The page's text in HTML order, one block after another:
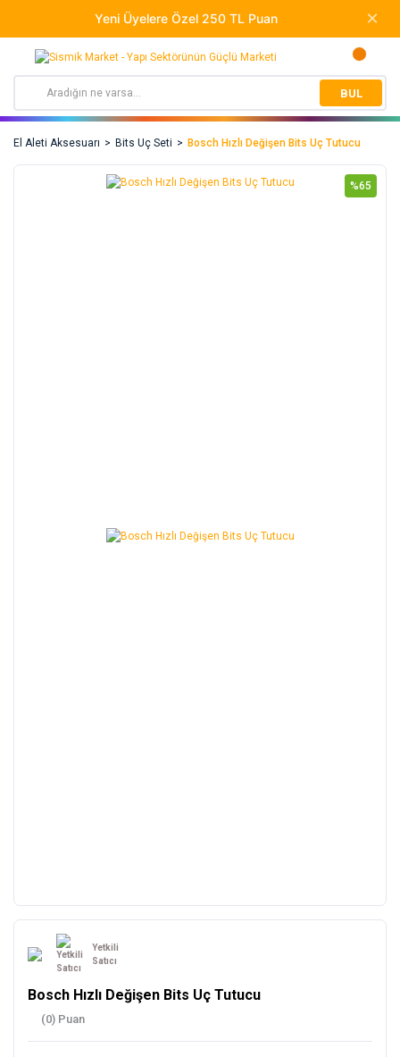
BUL
El Aleti Aksesuarı Bits Uç Seti Bosch Hızlı Değişen Bits Uç Tutucu
%65
Yetkili
Satıcı
Bosch Hızlı Değişen Bits Uç Tutucu
(0) Puan